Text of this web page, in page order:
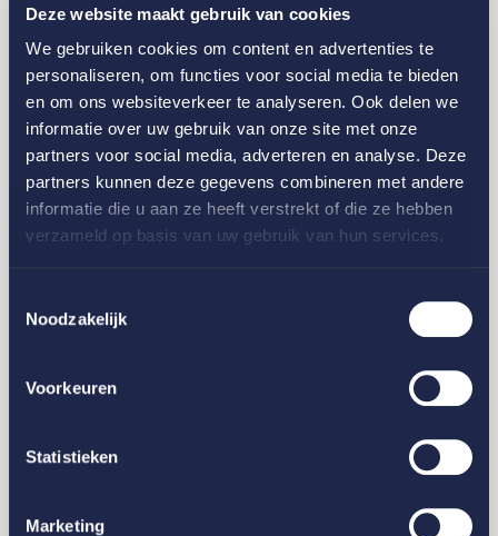
Deze website maakt gebruik van cookies
We gebruiken cookies om content en advertenties te
personaliseren, om functies voor social media te bieden
en om ons websiteverkeer te analyseren. Ook delen we
informatie over uw gebruik van onze site met onze
partners voor social media, adverteren en analyse. Deze
partners kunnen deze gegevens combineren met andere
informatie die u aan ze heeft verstrekt of die ze hebben
verzameld op basis van uw gebruik van hun services.
Noodzakelijk
Voorkeuren
Statistieken
Marketing
Midglas voor
Alle projecten